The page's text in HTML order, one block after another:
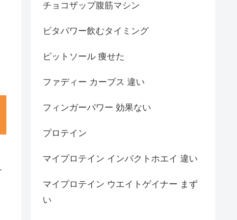
チョコザップ腹筋マシン
ビタパワー飲むタイミング
ピットソール 痩せた
ファディー カーブス 違い
フィンガーパワー 効果ない
プロテイン
マイプロテイン インパクトホエイ 違い
マイプロテイン ウエイトゲイナー まず
い